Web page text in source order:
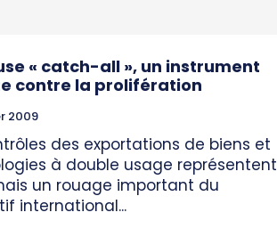
« catch-all », un instrument
contre la prolifération
2009
des exportations de biens et
à double usage représentent
un rouage important du
international...